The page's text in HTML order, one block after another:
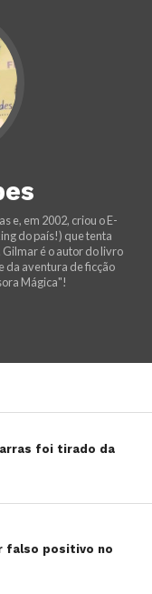
e, em 2002, criou o E-
do país!) que tenta
é o autor do livro
da aventura de ficção
Mágica"!
foi tirado da
falso positivo no